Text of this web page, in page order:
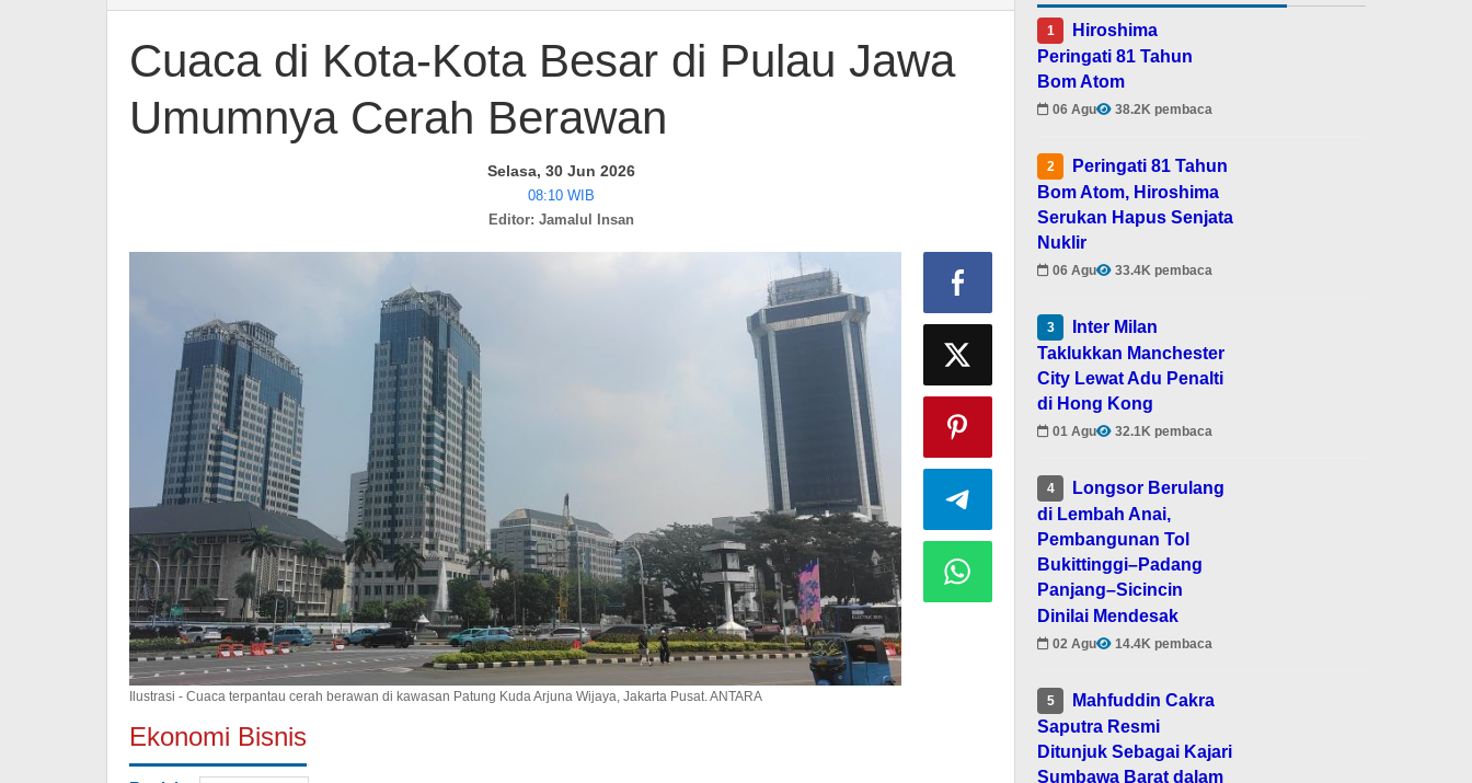
di
Kota
Besar
di
Pulau
Cuaca di Kota-Kota Besar di Pulau Jawa
Umumnya Cerah Berawan
Selasa, 30 Jun 2026
08:10 WIB
Editor: Jamalul Insan
Ilustrasi - Cuaca terpantau cerah berawan di kawasan Patung Kuda Arjuna Wijaya, Jakarta Pusat. ANTARA
Ekonomi Bisnis
1
Hiroshima
Peringati 81 Tahun
Bom Atom
06 Agu 38.2K pembaca
2
Peringati 81 Tahun
Bom Atom, Hiroshima
Serukan Hapus Senjata
Nuklir
06 Agu 33.4K pembaca
3
Inter Milan
Taklukkan Manchester
City Lewat Adu Penalti
di Hong Kong
01 Agu 32.1K pembaca
4
Longsor Berulang
di Lembah Anai,
Pembangunan Tol
Bukittinggi–Padang
Panjang–Sicincin
Dinilai Mendesak
02 Agu 14.4K pembaca
5
Mahfuddin Cakra
Saputra Resmi
Ditunjuk Sebagai Kajari
Sumbawa Barat dalam